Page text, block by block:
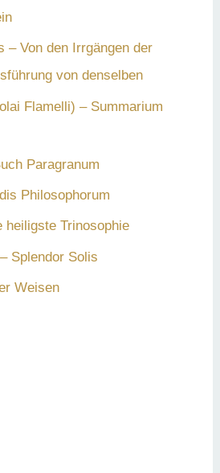
– Von den Irrgängen der
von denselben
Flamelli) – Summarium
Paragranum
Philosophorum
heiligste Trinosophie
Splendor Solis
Weisen